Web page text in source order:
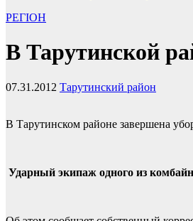
РЕГІОН
В Тарутинской
07.31.2012 Тарутинский район
В Тарутинском районе завершена
Ударный экипаж одного из